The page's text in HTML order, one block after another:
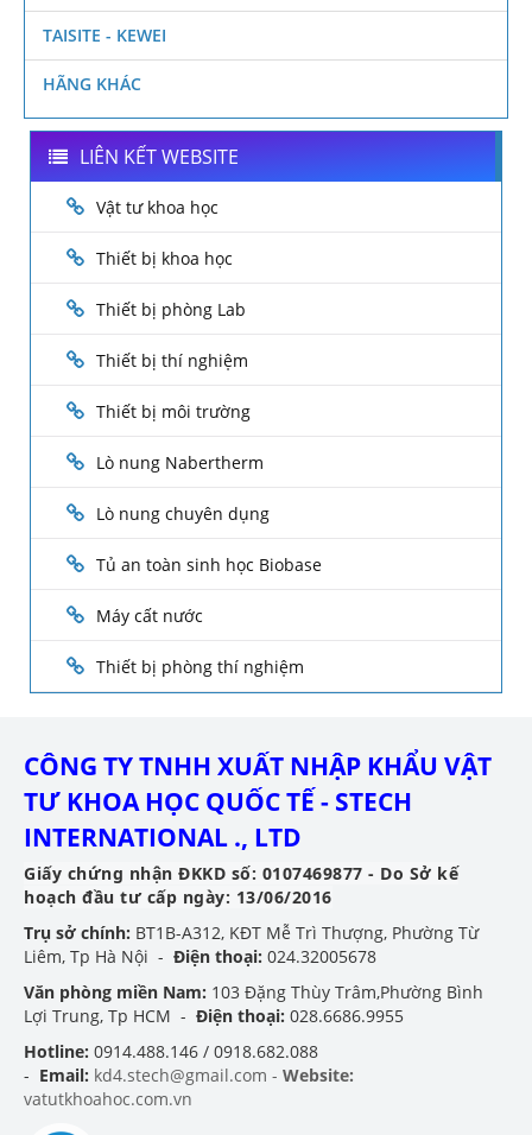
TAISITE - KEWEI
HÃNG KHÁC
LIÊN KẾT WEBSITE
Vật tư khoa học
Thiết bị khoa học
Thiết bị phòng Lab
Thiết bị thí nghiệm
Thiết bị môi trường
Lò nung Nabertherm
Lò nung chuyên dụng
Tủ an toàn sinh học Biobase
Máy cất nước
Thiết bị phòng thí nghiệm
CÔNG TY TNHH XUẤT NHẬP KHẨU VẬT
TƯ KHOA HỌC QUỐC TẾ - STECH
INTERNATIONAL ., LTD
Giấy chứng nhận ĐKKD số: 0107469877 - Do Sở kế
hoạch đầu tư cấp ngày: 13/06/2016
Trụ sở chính: BT1B-A312, KĐT Mễ Trì Thượng, Phường Từ
Liêm, Tp Hà Nội - Điện thoại: 024.32005678
Văn phòng miền Nam: 103 Đặng Thùy Trâm,Phường Bình
Lợi Trung, Tp HCM - Điện thoại: 028.6686.9955
Hotline: 0914.488.146 / 0918.682.088
- Email: kd4.stech@gmail.com - Website:
vatutkhoahoc.com.vn